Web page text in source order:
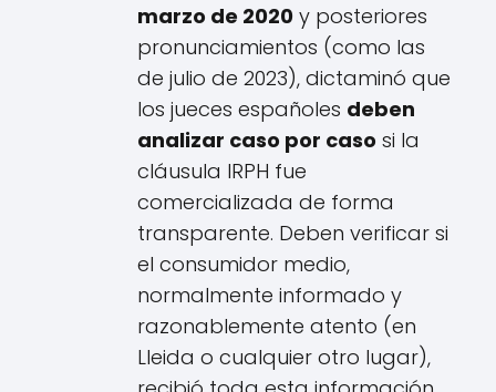
marzo de 2020 y posteriores
pronunciamientos (como las
de julio de 2023), dictaminó que
los jueces españoles deben
analizar caso por caso si la
cláusula IRPH fue
comercializada de forma
transparente. Deben verificar si
el consumidor medio,
normalmente informado y
razonablemente atento (en
Lleida o cualquier otro lugar),